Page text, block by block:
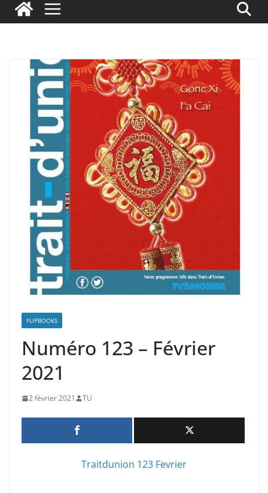
FLIPBOOKS
Numéro 123 – Février
2021
2 février 2021 TU
Traitdunion 123 Fevrier